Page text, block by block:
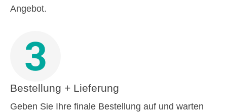
Angebot.
3
Bestellung + Lieferung
Geben Sie Ihre finale Bestellung auf und warten